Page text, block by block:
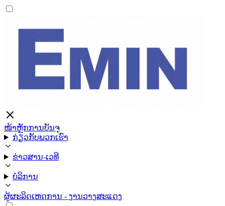
ໜ້າຫຼັກການບັນຈຸ
ກ່ຽວກັບພວກເຮົາ
ຂ່າວສານ-ເວທີ
ບໍລິການ
ຜູ້ຜະລິດເຫດການ - ງານວາງສະແດງ